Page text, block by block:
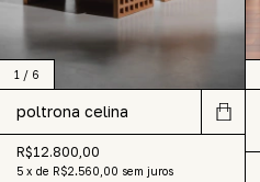
1 / 6
poltrona celina
R$12.800,00
5 x de R$2.560,00 sem juros